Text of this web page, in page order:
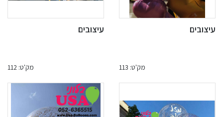
עיצובים
מק'ט: 113
עיצובים
מק'ט: 112